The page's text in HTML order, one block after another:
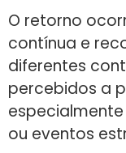
O retorno
contínua e
diferentes
percebidos a
ou eventos